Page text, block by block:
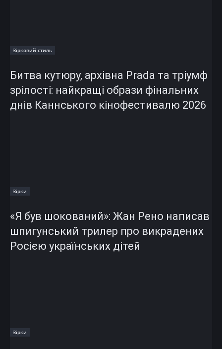
Зірковий стиль
Битва кутюру, архівна Prada та тріумф
зрілості: найкращі образи фінальних
днів Каннського кінофестивалю 2026
Зірки
«Я був шокований»: Жан Рено написав
шпигунський трилер про викрадених
Росією українських дітей
Зірки